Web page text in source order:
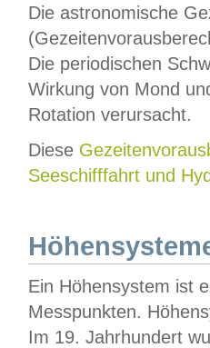
Die astronomische
Die periodischen
Wirkung von Mond
Rotation verursacht.
Diese
Seeschifffahrt und
Ein Höhensystem ist
Messpunkten.
Im 19. Jahrhundert